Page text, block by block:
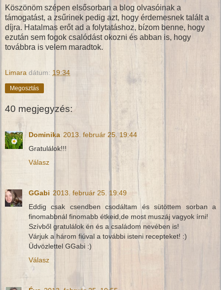
Köszönöm szépen elsősorban a blog olvasóinak a
támogatást, a zsűrinek pedig azt, hogy érdemesnek talált a
díjra. Hatalmas erőt ad a folytatáshoz, bízom benne, hogy
ezután sem fogok csalódást okozni és abban is, hogy
továbbra is velem maradtok.
Limara dátum: 19:34
Megosztás
40 megjegyzés:
Dominika 2013. február 25. 19:44
Gratulálok!!!
Válasz
GGabi 2013. február 25. 19:49
Eddig csak csendben csodáltam és sütöttem sorban a
finomabbnál finomabb étkeid,de most muszáj vagyok írni!
Szívből gratulálok én és a családom nevében is!
Várjuk a három fiúval a további isteni recepteket! :)
Üdvözlettel GGabi :)
Válasz